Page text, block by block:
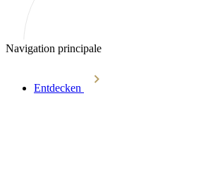
Navigation principale
Entdecken